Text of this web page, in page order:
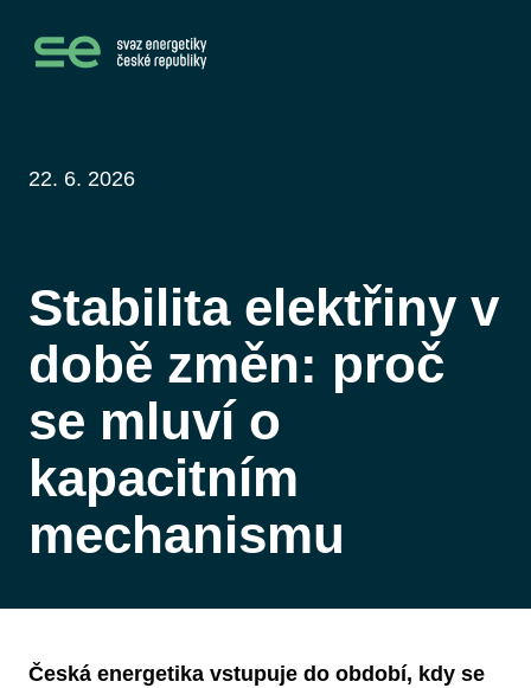
22. 6. 2026
Stabilita elektřiny v
době změn: proč
se mluví o
kapacitním
mechanismu
Česká energetika vstupuje do období, kdy se